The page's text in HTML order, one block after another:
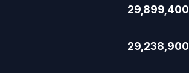
29,899,400
29,238,900